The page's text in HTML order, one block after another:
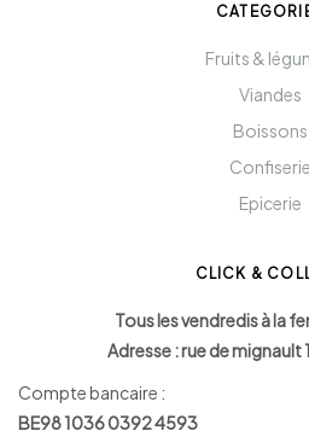
Fruits &
Viandes
Boissons
Confiserie
Epicerie
CLICK &
Tous les vendredis à la
Adresse : rue de
Compte bancaire :
BE98 1036 0392 4593